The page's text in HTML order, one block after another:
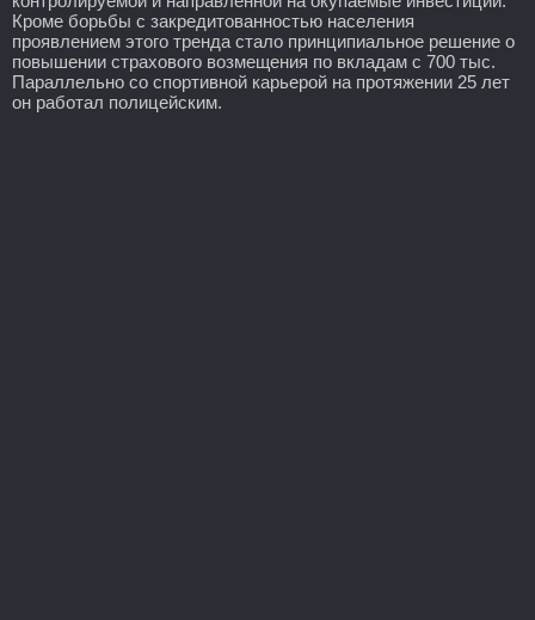
Кроме борьбы с закредитованностью населения
проявлением этого тренда стало принципиальное решение о
повышении страхового возмещения по вкладам с 700 тыс.
Параллельно со спортивной карьерой на протяжении 25 лет
он работал полицейским.